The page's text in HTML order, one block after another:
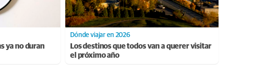
ya no duran
Dónde viajar en 2026
Los destinos que todos van a querer visitar
el próximo año